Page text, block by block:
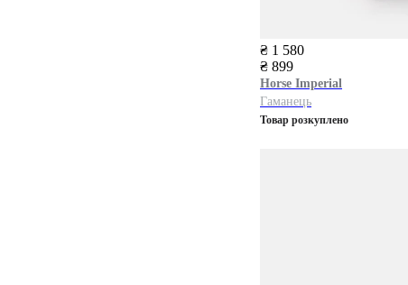
₴ 1 580
₴ 899
Horse Imperial
Гаманець
Товар розкуплено